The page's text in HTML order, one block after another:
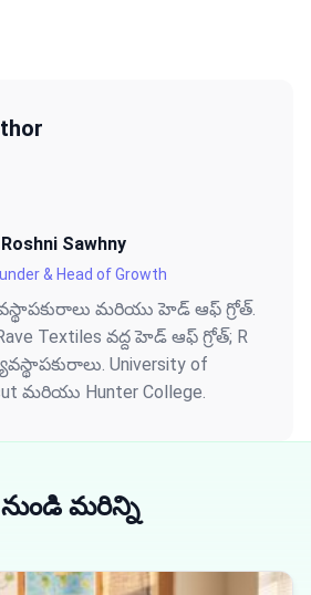
Roshni Sawhny
& Head of Growth
మరియు హెడ్ ఆఫ్ గ్రోత్.
Textiles వద్ద హెడ్ ఆఫ్ గ్రోత్; R
University of
మరియు Hunter College.
మరిన్ని